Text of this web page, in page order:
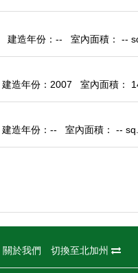
建造年份：-- 室內面積： --
建造年份：2007 室內面積：
建造年份：-- 室內面積： --
關於我們 切換至北加州